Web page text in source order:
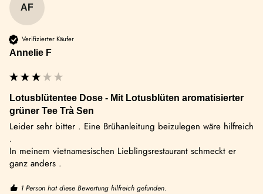
AF
Verifizierter Käufer
Annelie F
Lotusblütentee Dose - Mit Lotusblüten aromatisierter
grüner Tee Trà Sen
Leider sehr bitter . Eine Brühanleitung beizulegen wäre hilfreich
.
In meinem vietnamesischen Lieblingsrestaurant schmeckt er
ganz anders .
1 Person hat diese Bewertung hilfreich gefunden.